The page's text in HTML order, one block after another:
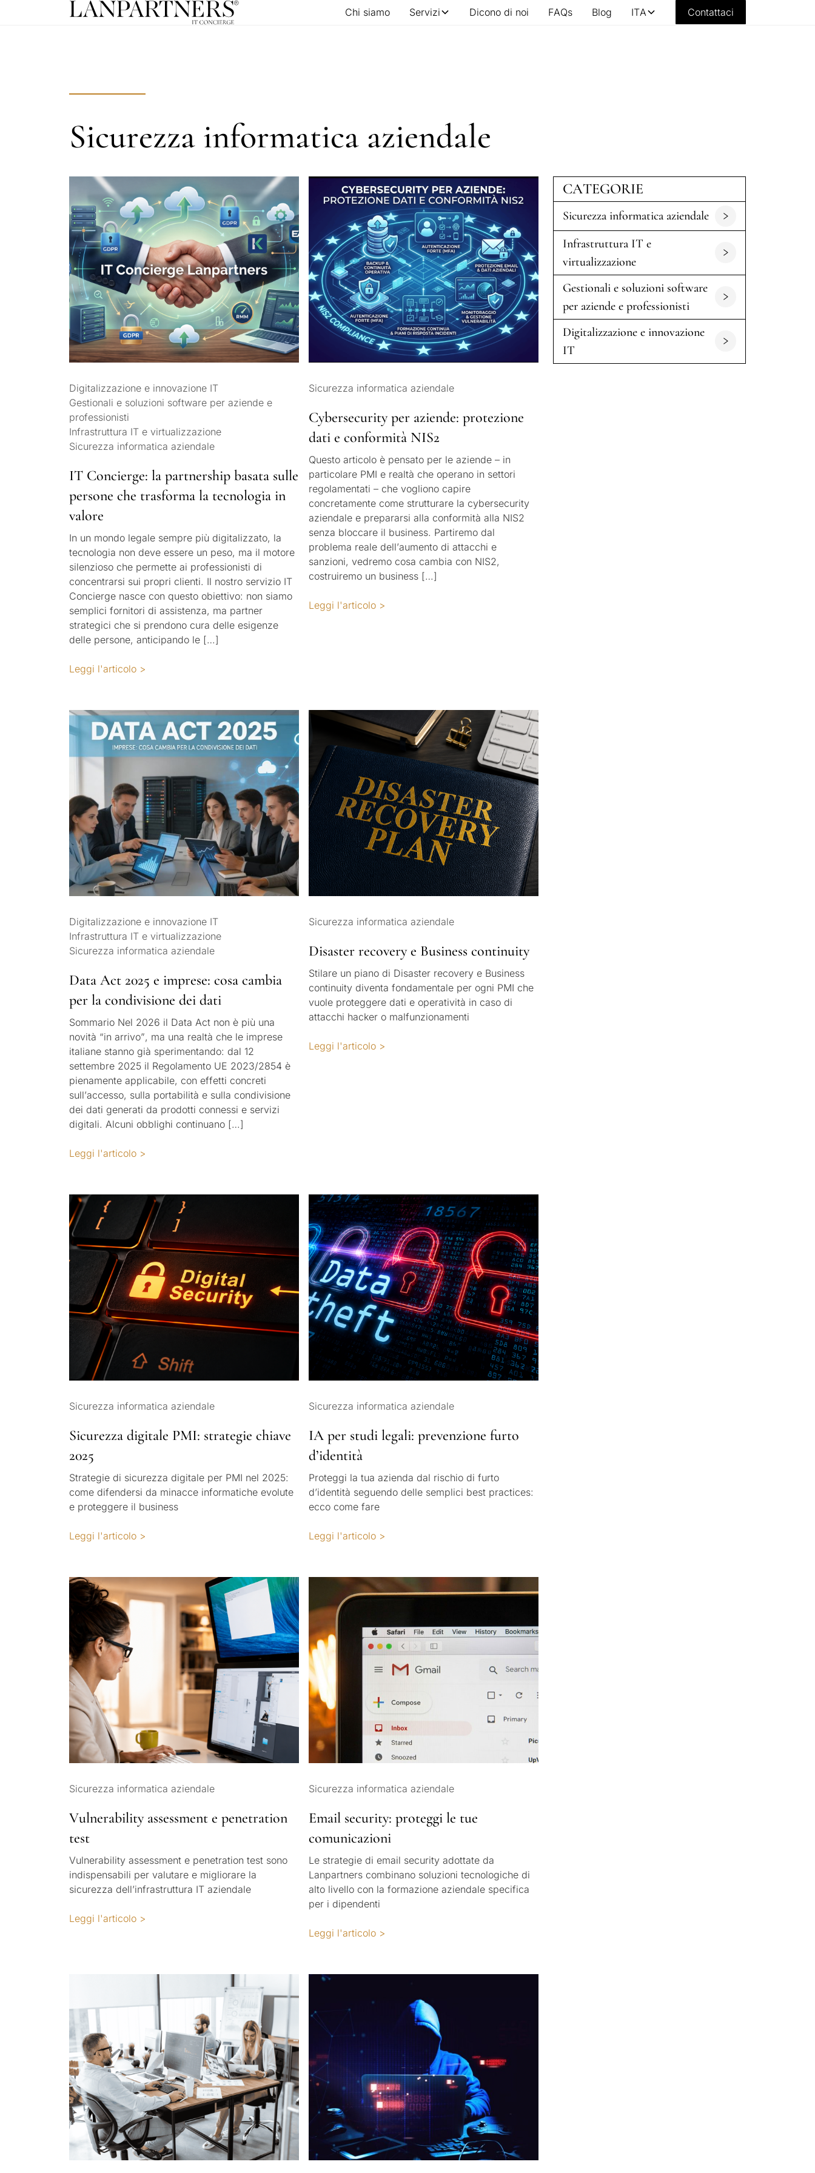
Chi siamo Servizi Dicono di noi FAQs Blog ITA Contattaci
Sicurezza informatica aziendale
Digitalizzazione e innovazione IT
Gestionali e soluzioni software per aziende e
professionisti
Infrastruttura IT e virtualizzazione
Sicurezza informatica aziendale
IT Concierge: la partnership basata sulle
persone che trasforma la tecnologia in
valore
In un mondo legale sempre più digitalizzato, la
tecnologia non deve essere un peso, ma il motore
silenzioso che permette ai professionisti di
concentrarsi sui propri clienti. Il nostro servizio IT
Concierge nasce con questo obiettivo: non siamo
semplici fornitori di assistenza, ma partner
strategici che si prendono cura delle esigenze
delle persone, anticipando le […]
Leggi l'articolo >
Sicurezza informatica aziendale
Cybersecurity per aziende: protezione
dati e conformità NIS2
Questo articolo è pensato per le aziende – in
particolare PMI e realtà che operano in settori
regolamentati – che vogliono capire
concretamente come strutturare la cybersecurity
aziendale e prepararsi alla conformità alla NIS2
senza bloccare il business. Partiremo dal
problema reale dell’aumento di attacchi e
sanzioni, vedremo cosa cambia con NIS2,
costruiremo un business […]
Leggi l'articolo >
Digitalizzazione e innovazione IT
Infrastruttura IT e virtualizzazione
Sicurezza informatica aziendale
Data Act 2025 e imprese: cosa cambia
per la condivisione dei dati
Sommario Nel 2026 il Data Act non è più una
novità “in arrivo”, ma una realtà che le imprese
italiane stanno già sperimentando: dal 12
settembre 2025 il Regolamento UE 2023/2854 è
pienamente applicabile, con effetti concreti
sull’accesso, sulla portabilità e sulla condivisione
dei dati generati da prodotti connessi e servizi
digitali. Alcuni obblighi continuano […]
Leggi l'articolo >
Sicurezza informatica aziendale
Disaster recovery e Business continuity
Stilare un piano di Disaster recovery e Business
continuity diventa fondamentale per ogni PMI che
vuole proteggere dati e operatività in caso di
attacchi hacker o malfunzionamenti
Leggi l'articolo >
Sicurezza informatica aziendale
Sicurezza digitale PMI: strategie chiave
2025
Strategie di sicurezza digitale per PMI nel 2025:
come difendersi da minacce informatiche evolute
e proteggere il business
Leggi l'articolo >
Sicurezza informatica aziendale
IA per studi legali: prevenzione furto
d’identità
Proteggi la tua azienda dal rischio di furto
d’identità seguendo delle semplici best practices:
ecco come fare
Leggi l'articolo >
Sicurezza informatica aziendale
Vulnerability assessment e penetration
test
Vulnerability assessment e penetration test sono
indispensabili per valutare e migliorare la
sicurezza dell’infrastruttura IT aziendale
Leggi l'articolo >
Sicurezza informatica aziendale
Email security: proteggi le tue
comunicazioni
Le strategie di email security adottate da
Lanpartners combinano soluzioni tecnologiche di
alto livello con la formazione aziendale specifica
per i dipendenti
Leggi l'articolo >
CATEGORIE
Sicurezza informatica aziendale
Infrastruttura IT e
virtualizzazione
Gestionali e soluzioni software
per aziende e professionisti
Digitalizzazione e innovazione
IT